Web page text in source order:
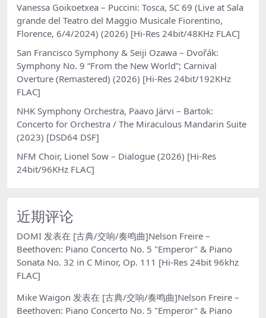
Vanessa Goikoetxea – Puccini: Tosca, SC 69 (Live at Sala
grande del Teatro del Maggio Musicale Fiorentino,
Florence, 6/4/2024) (2026) [Hi-Res 24bit/48KHz FLAC]
San Francisco Symphony & Seiji Ozawa – Dvořák:
Symphony No. 9 “From the New World”; Carnival
Overture (Remastered) (2026) [Hi-Res 24bit/192KHz
FLAC]
NHK Symphony Orchestra, Paavo Järvi – Bartok:
Concerto for Orchestra / The Miraculous Mandarin Suite
(2023) [DSD64 DSF]
NFM Choir, Lionel Sow – Dialogue (2026) [Hi-Res
24bit/96KHz FLAC]
近期评论
DOMI 发表在 [古典/交响/奏鸣曲]Nelson Freire –
Beethoven: Piano Concerto No. 5 "Emperor" & Piano
Sonata No. 32 in C Minor, Op. 111 [Hi-Res 24bit 96khz
FLAC]
Mike Waigon 发表在 [古典/交响/奏鸣曲]Nelson Freire –
Beethoven: Piano Concerto No. 5 "Emperor" & Piano